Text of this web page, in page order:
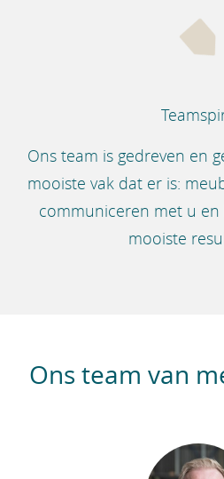
Ons team is gedreven en
mooiste vak dat er is:
communiceren met u en
mooiste
Ons team van